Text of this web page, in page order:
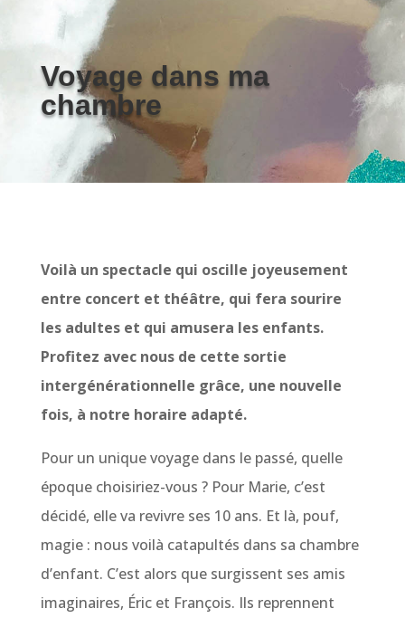
Voyage dans ma
chambre
Voilà un spectacle qui oscille joyeusement
entre concert et théâtre, qui fera sourire
les adultes et qui amusera les enfants.
Profitez avec nous de cette sortie
intergénérationnelle grâce, une nouvelle
fois, à notre horaire adapté.
Pour un unique voyage dans le passé, quelle
époque choisiriez-vous ? Pour Marie, c’est
décidé, elle va revivre ses 10 ans. Et là, pouf,
magie : nous voilà catapultés dans sa chambre
d’enfant. C’est alors que surgissent ses amis
imaginaires, Éric et François. Ils reprennent